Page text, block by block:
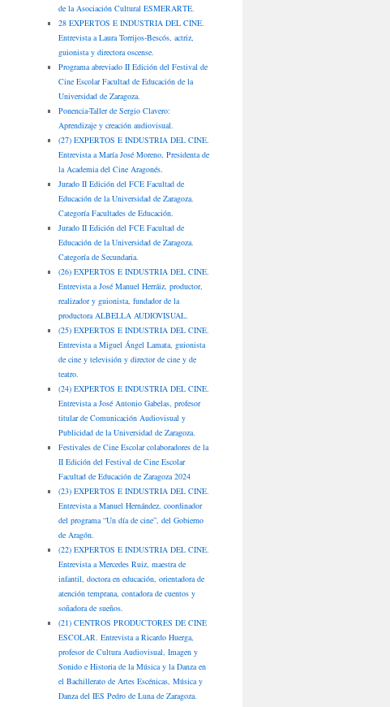
de la Asociación Cultural ESMERARTE.
28 EXPERTOS E INDUSTRIA DEL CINE.
Entrevista a Laura Torrijos-Bescós, actriz,
guionista y directora oscense.
Programa abreviado II Edición del Festival de
Cine Escolar Facultad de Educación de la
Universidad de Zaragoza.
Ponencia-Taller de Sergio Clavero:
Aprendizaje y creación audiovisual.
(27) EXPERTOS E INDUSTRIA DEL CINE.
Entrevista a María José Moreno, Presidenta de
la Academia del Cine Aragonés.
Jurado II Edición del FCE Facultad de
Educación de la Universidad de Zaragoza.
Categoría Facultades de Educación.
Jurado II Edición del FCE Facultad de
Educación de la Universidad de Zaragoza.
Categoría de Secundaria.
(26) EXPERTOS E INDUSTRIA DEL CINE.
Entrevista a José Manuel Herráiz, productor,
realizador y guionista, fundador de la
productora ALBELLA AUDIOVISUAL.
(25) EXPERTOS E INDUSTRIA DEL CINE.
Entrevista a Miguel Ángel Lamata, guionista
de cine y televisión y director de cine y de
teatro.
(24) EXPERTOS E INDUSTRIA DEL CINE.
Entrevista a José Antonio Gabelas, profesor
titular de Comunicación Audiovisual y
Publicidad de la Universidad de Zaragoza.
Festivales de Cine Escolar colaboradores de la
II Edición del Festival de Cine Escolar
Facultad de Educación de Zaragoza 2024
(23) EXPERTOS E INDUSTRIA DEL CINE.
Entrevista a Manuel Hernández, coordinador
del programa “Un día de cine”, del Gobierno
de Aragón.
(22) EXPERTOS E INDUSTRIA DEL CINE.
Entrevista a Mercedes Ruiz, maestra de
infantil, doctora en educación, orientadora de
atención temprana, contadora de cuentos y
soñadora de sueños.
(21) CENTROS PRODUCTORES DE CINE
ESCOLAR. Entrevista a Ricardo Huerga,
profesor de Cultura Audiovisual, Imagen y
Sonido e Historia de la Música y la Danza en
el Bachillerato de Artes Escénicas, Música y
Danza del IES Pedro de Luna de Zaragoza.